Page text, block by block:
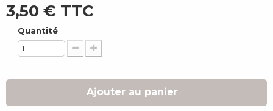
3,50 € TTC
Quantité
Ajouter au panier